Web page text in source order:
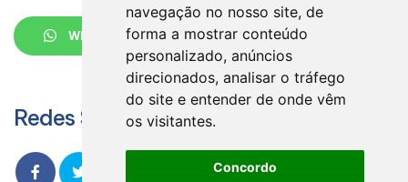
navegação no nosso site, de
forma a mostrar conteúdo
personalizado, anúncios
direcionados, analisar o tráfego
do site e entender de onde vêm
os visitantes.
Concordo
WHATSAPP
Redes Sociais